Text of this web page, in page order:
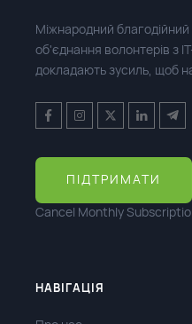
Міжнародний
об'єднання волонтерів з
докладають зусиль, щоб
ПІДТРИМАТИ
Cancel Monthly
НАВІГАЦІЯ